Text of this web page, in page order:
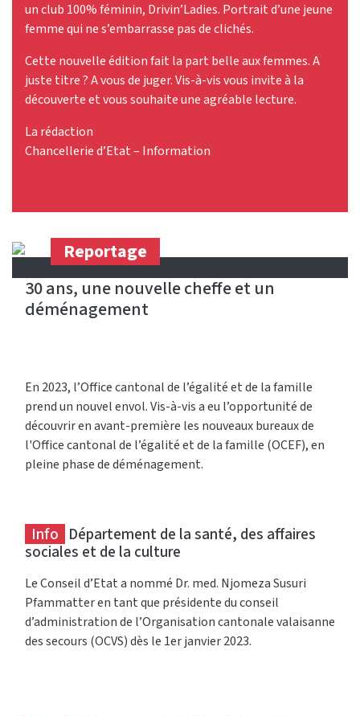
un club 100% féminin, Drivin’Ladies. Portrait d’une jeune
femme qui ne s’embarrasse pas de clichés.
Cette nouvelle édition fait la part belle aux femmes. A
juste titre ? A vous de juger. Vis-à-vis vous invite à la
découverte et vous souhaite une agréable lecture.
La rédaction
Chancellerie d’Etat – Information
Reportage
30 ans, une nouvelle cheffe et un
déménagement
En 2023, l’Office cantonal de l’égalité et de la famille
prend un nouvel envol. Vis-à-vis a eu l’opportunité de
découvrir en avant-première les nouveaux bureaux de
l'Office cantonal de l’égalité et de la famille (OCEF), en
pleine phase de déménagement.
Info Département de la santé, des affaires
sociales et de la culture
Le Conseil d’Etat a nommé Dr. med. Njomeza Susuri
Pfammatter en tant que présidente du conseil
d’administration de l’Organisation cantonale valaisanne
des secours (OCVS) dès le 1er janvier 2023.